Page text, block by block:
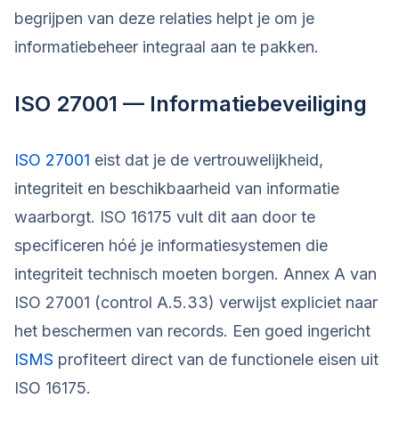
begrijpen van deze relaties helpt je om je
informatiebeheer integraal aan te pakken.
ISO 27001 — Informatiebeveiliging
ISO 27001 eist dat je de vertrouwelijkheid,
integriteit en beschikbaarheid van informatie
waarborgt. ISO 16175 vult dit aan door te
specificeren hóé je informatiesystemen die
integriteit technisch moeten borgen. Annex A van
ISO 27001 (control A.5.33) verwijst expliciet naar
het beschermen van records. Een goed ingericht
ISMS profiteert direct van de functionele eisen uit
ISO 16175.